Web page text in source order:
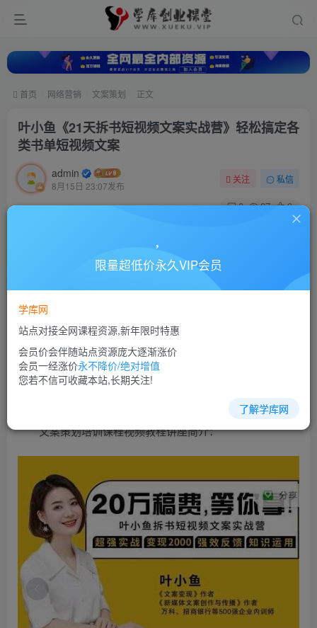
首页 网络营销 文案策划 正文
叶小鱼《21天拆书短视频文案实战营》轻松搞定各
类书单短视频文案
admin
8月15日 23:07发布
关注 私信
0 27 0
此内容为付费资源，请付费后查看
10
立即购买
您当前未登录！建议登陆后购买，可保存购买订单
文案策划培训课程视频教程讲座简介：
限量超低价永久VIP会员
学库网
站点对接全网课程资源,新年限时特惠
会员价会伴随站点资源庞大逐渐涨价
会员一经涨价永不降价/绝对增值
您若不信可收藏本站,长期关注!
了解学库网